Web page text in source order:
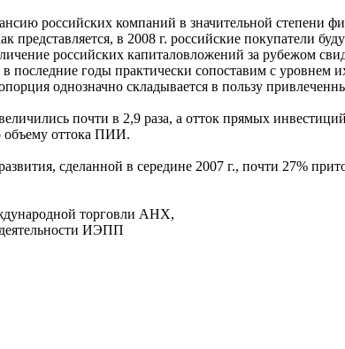
российских компаний в значительной
представляется, в 2008 г. российские покупатели
российских капиталовложений за рубежом
в последние годы практически сопоставим с
однозначно складывается в пользу
почти в 2,9 раза, а отток прямых
объему оттока ПИИ.
сделанной в середине 2007 г., почти 27%
торговли АНХ,
ИЭПП